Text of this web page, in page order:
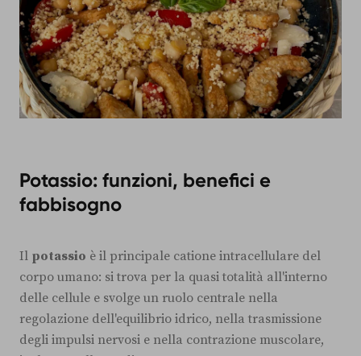
Potassio: funzioni, benefici e
fabbisogno
Il potassio è il principale catione intracellulare del
corpo umano: si trova per la quasi totalità all'interno
delle cellule e svolge un ruolo centrale nella
regolazione dell'equilibrio idrico, nella trasmissione
degli impulsi nervosi e nella contrazione muscolare,